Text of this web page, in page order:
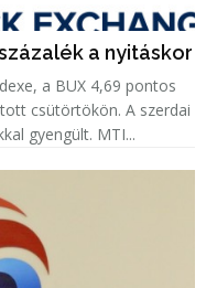
a nyitáskor
a BUX 4,69 pontos
A szerdai
záró értékéhez képest 0,02 százalékkal gyengült. MTI...